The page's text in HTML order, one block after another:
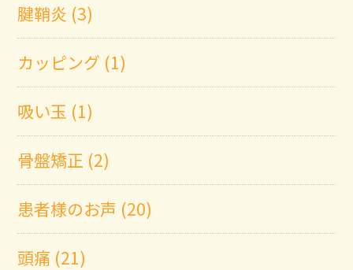
腱鞘炎 (3)
カッピング (1)
吸い玉 (1)
骨盤矯正 (2)
患者様のお声 (20)
頭痛 (21)